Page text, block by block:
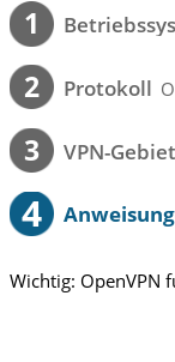
1
2 Protokoll
3 VPN-Gebiet
4
Wichtig: OpenVPN